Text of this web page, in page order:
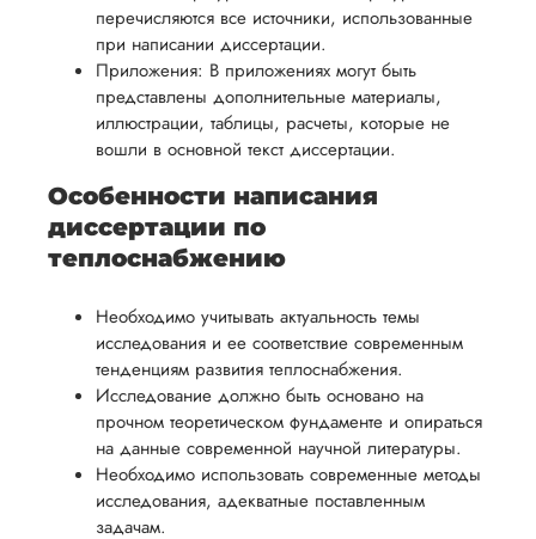
перечисляются все источники, использованные
при написании диссертации.
Приложения: В приложениях могут быть
представлены дополнительные материалы,
иллюстрации, таблицы, расчеты, которые не
вошли в основной текст диссертации.
Особенности написания
диссертации по
теплоснабжению
Необходимо учитывать актуальность темы
исследования и ее соответствие современным
тенденциям развития теплоснабжения.
Исследование должно быть основано на
прочном теоретическом фундаменте и опираться
на данные современной научной литературы.
Необходимо использовать современные методы
исследования, адекватные поставленным
задачам.